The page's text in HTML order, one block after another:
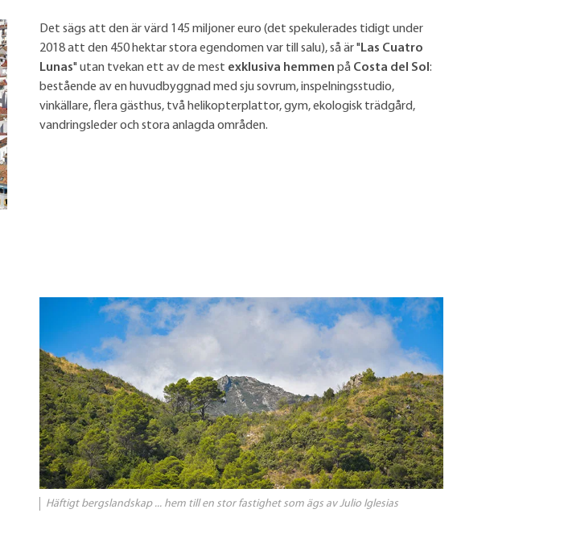
Det sägs att den är värd 145 miljoner euro (det spekulerades tidigt under
2018 att den 450 hektar stora egendomen var till salu), så är " Las Cuatro
Lunas" utan tvekan ett av de mest exklusiva hemmen på Costa del Sol :
bestående av en huvudbyggnad med sju sovrum, inspelningsstudio,
vinkällare, flera gästhus, två helikopterplattor, gym, ekologisk trädgård,
vandringsleder och stora anlagda områden.
Häftigt bergslandskap ... hem till en stor fastighet som ägs av Julio Iglesias